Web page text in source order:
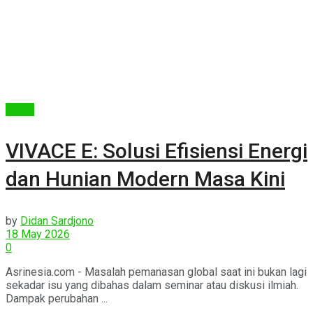
VIVACE E: Solusi Efisiensi Energi
dan Hunian Modern Masa Kini
by Didan Sardjono
18 May 2026
0
Asrinesia.com - Masalah pemanasan global saat ini bukan lagi
sekadar isu yang dibahas dalam seminar atau diskusi ilmiah.
Dampak perubahan ...